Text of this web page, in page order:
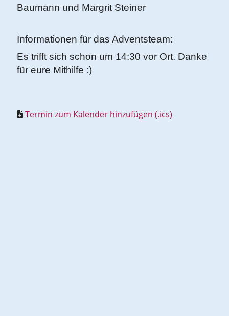
Baumann und Margrit Steiner
Informationen für das Adventsteam:
Es trifft sich schon um 14:30 vor Ort. Danke
für eure Mithilfe :)
Termin zum Kalender hinzufügen (.ics)